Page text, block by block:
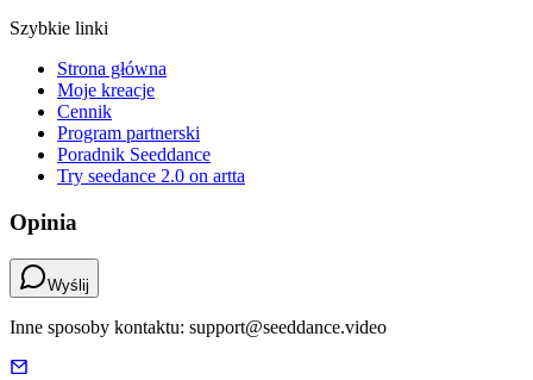
Szybkie linki
Strona główna
Moje kreacje
Cennik
Program partnerski
Poradnik Seeddance
Try seedance 2.0 on artta
Opinia
Wyślij
Inne sposoby kontaktu: support@seeddance.video